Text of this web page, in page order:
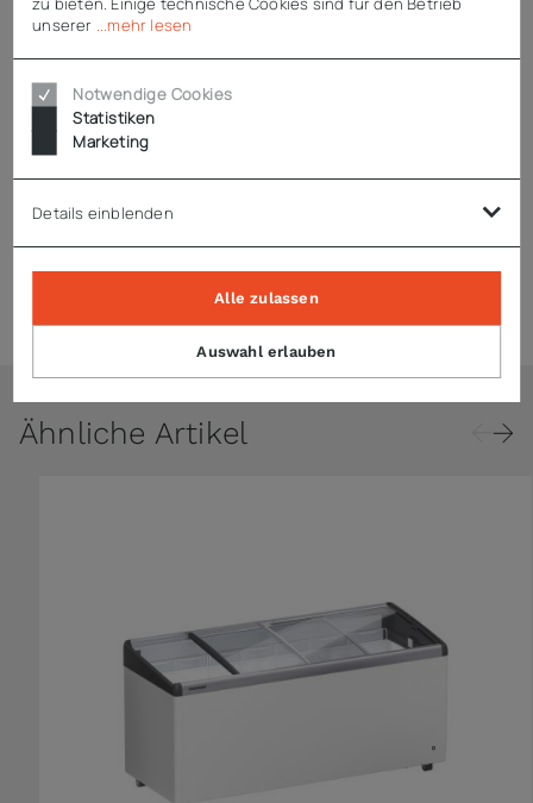
Technische Daten
Downloads
Hinweise
Ähnliche Artikel
unserer ...mehr lesen
Notwendige Cookies
Statistiken
Marketing
Details einblenden
Auswahl erlauben
Alle zulassen